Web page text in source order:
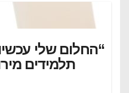
“החלום שלי
תלמידים